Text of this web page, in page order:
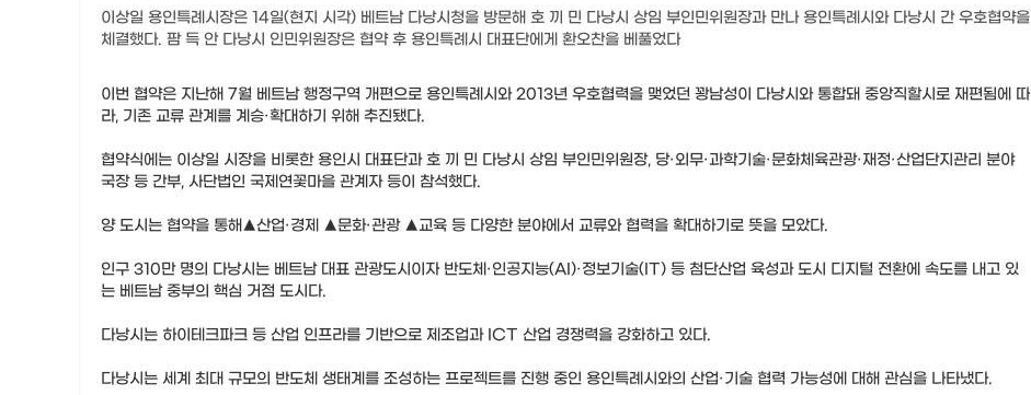
이상일 용인특례시장은 14일(현지 시각) 베트남 다낭시청을 방문해 호 끼 민 다낭시 상임 부인민위원장과 만나 용인특례시와 다낭시 간 우호협약을
체결했다. 팜 득 안 다낭시 인민위원장은 협약 후 용인특례시 대표단에게 환오찬을 베풀었다
이번 협약은 지난해 7월 베트남 행정구역 개편으로 용인특례시와 2013년 우호협력을 맺었던 꽝남성이 다낭시와 통합돼 중앙직할시로 재편됨에 따
라, 기존 교류 관계를 계승·확대하기 위해 추진됐다.
협약식에는 이상일 시장을 비롯한 용인시 대표단과 호 끼 민 다낭시 상임 부인민위원장, 당·외무·과학기술·문화체육관광·재정·산업단지관리 분야
국장 등 간부, 사단법인 국제연꽃마을 관계자 등이 참석했다.
양 도시는 협약을 통해▲산업·경제 ▲문화·관광 ▲교육 등 다양한 분야에서 교류와 협력을 확대하기로 뜻을 모았다.
인구 310만 명의 다낭시는 베트남 대표 관광도시이자 반도체·인공지능(AI)·정보기술(IT) 등 첨단산업 육성과 도시 디지털 전환에 속도를 내고 있
는 베트남 중부의 핵심 거점 도시다.
다낭시는 하이테크파크 등 산업 인프라를 기반으로 제조업과 ICT 산업 경쟁력을 강화하고 있다.
다낭시는 세계 최대 규모의 반도체 생태계를 조성하는 프로젝트를 진행 중인 용인특례시와의 산업·기술 협력 가능성에 대해 관심을 나타냈다.